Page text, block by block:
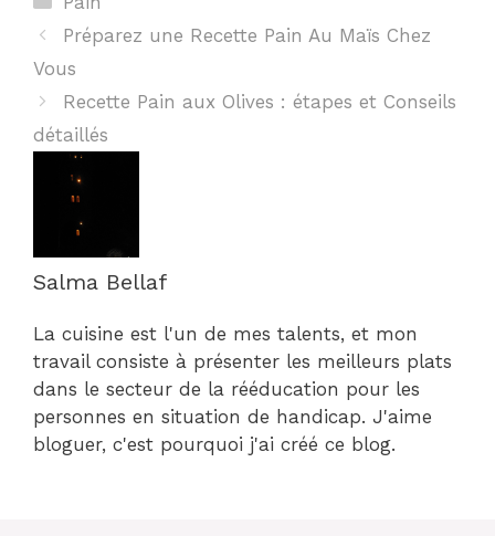
Préparez une Recette Pain Au Maïs Chez
Vous
Recette Pain aux Olives : étapes et Conseils
détaillés
Salma Bellaf
La cuisine est l'un de mes talents, et mon
travail consiste à présenter les meilleurs plats
dans le secteur de la rééducation pour les
personnes en situation de handicap. J'aime
bloguer, c'est pourquoi j'ai créé ce blog.